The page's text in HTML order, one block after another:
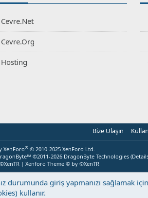
Cevre.Net
Cevre.Org
Hosting
Bize Ulaşın
XenForo® © 2010-2025 XenForo Ltd.
©2011-2026 DragonByte Technologies (
| Xenforo Theme © by ©XenTR
durumunda giriş yapmanızı sağlamak
kullanır.